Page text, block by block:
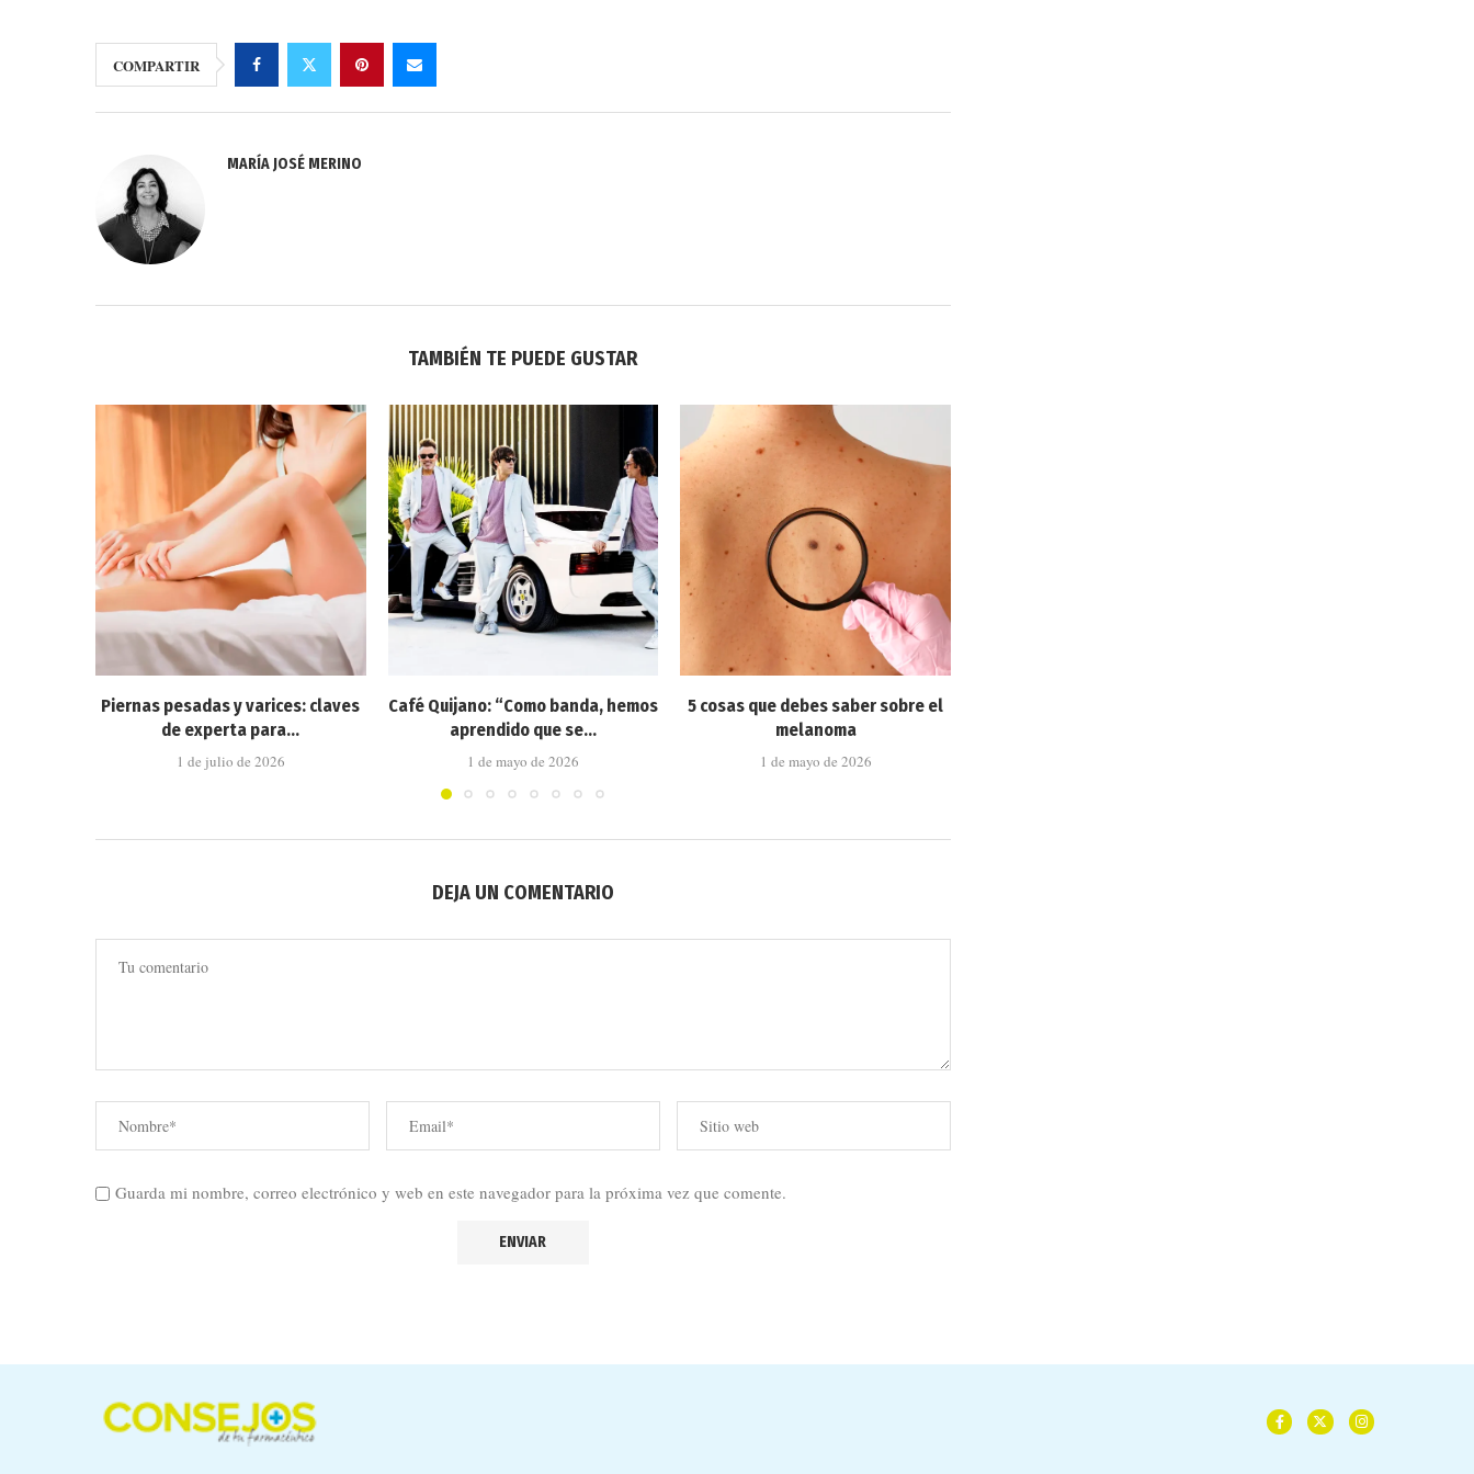
COMPARTIR
MARÍA JOSÉ MERINO
TAMBIÉN TE PUEDE GUSTAR
Piernas pesadas y varices: claves
de experta para...
1 de julio de 2026
Café Quijano: “Como banda, hemos
aprendido que se...
1 de mayo de 2026
5 cosas que debes saber sobre el
melanoma
1 de mayo de 2026
DEJA UN COMENTARIO
Guarda mi nombre, correo electrónico y web en este navegador para la próxima vez que comente.